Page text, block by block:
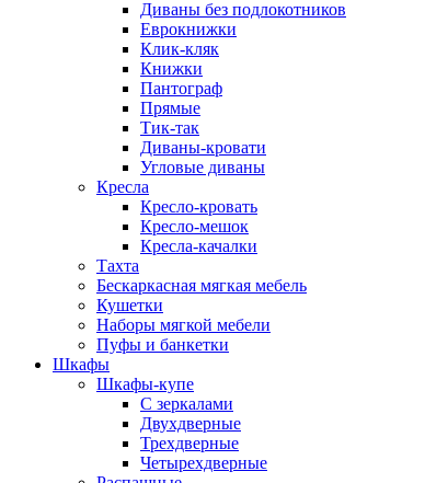
Диваны без подлокотников
Еврокнижки
Клик-кляк
Книжки
Пантограф
Прямые
Тик-так
Диваны-кровати
Угловые диваны
Кресла
Кресло-кровать
Кресло-мешок
Кресла-качалки
Тахта
Бескаркасная мягкая мебель
Кушетки
Наборы мягкой мебели
Пуфы и банкетки
Шкафы
Шкафы-купе
С зеркалами
Двухдверные
Трехдверные
Четырехдверные